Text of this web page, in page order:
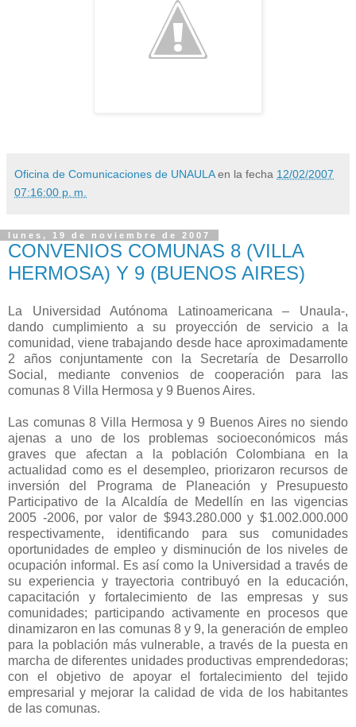
Oficina de Comunicaciones de UNAULA en la fecha 12/02/2007
07:16:00 p. m.
lunes, 19 de noviembre de 2007
CONVENIOS COMUNAS 8 (VILLA
HERMOSA) Y 9 (BUENOS AIRES)
La Universidad Autónoma Latinoamericana – Unaula-,
dando cumplimiento a su proyección de servicio a la
comunidad, viene trabajando desde hace aproximadamente
2 años conjuntamente con la Secretaría de Desarrollo
Social, mediante convenios de cooperación para las
comunas 8 Villa Hermosa y 9 Buenos Aires.
Las comunas 8 Villa Hermosa y 9 Buenos Aires no siendo
ajenas a uno de los problemas socioeconómicos más
graves que afectan a la población Colombiana en la
actualidad como es el desempleo, priorizaron recursos de
inversión del Programa de Planeación y Presupuesto
Participativo de la Alcaldía de Medellín en las vigencias
2005 -2006, por valor de $943.280.000 y $1.002.000.000
respectivamente, identificando para sus comunidades
oportunidades de empleo y disminución de los niveles de
ocupación informal. Es así como la Universidad a través de
su experiencia y trayectoria contribuyó en la educación,
capacitación y fortalecimiento de las empresas y sus
comunidades; participando activamente en procesos que
dinamizaron en las comunas 8 y 9, la generación de empleo
para la población más vulnerable, a través de la puesta en
marcha de diferentes unidades productivas emprendedoras;
con el objetivo de apoyar el fortalecimiento del tejido
empresarial y mejorar la calidad de vida de los habitantes
de las comunas.